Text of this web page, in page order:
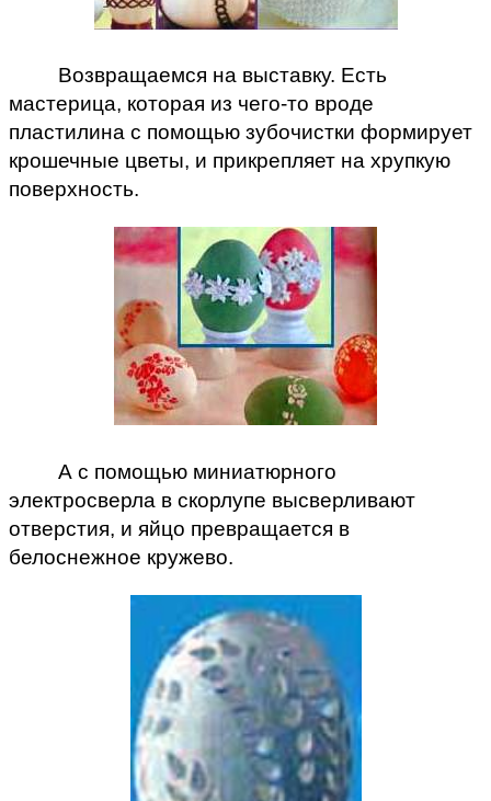
Возвращаемся на выставку. Есть
мастерица, которая из чего-то вроде
пластилина с помощью зубочистки формирует
крошечные цветы, и прикрепляет на хрупкую
поверхность.
А с помощью миниатюрного
электросверла в скорлупе высверливают
отверстия, и яйцо превращается в
белоснежное кружево.